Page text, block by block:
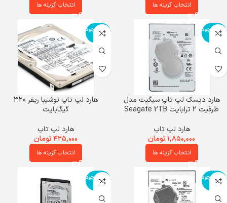
انتخاب گزینه ها انتخاب گزینه ها
اتمام موجود
ی
هارد دیسک لپ تاپ سیگیت مدل
ظرفیت 2 ترابایت Seagate 2TB
هارد لپ تاپ
۱,۸۵۰,۰۰۰تومان
انتخاب گزینه ها
اتمام موجود
ی
هارد لپ تاپ توشیبا ریفر 320
گیگابایت
هارد لپ تاپ
۴۲۵,۰۰۰تومان
انتخاب گزینه ها
اتمام موجود
ی
اتمام موجود
ی